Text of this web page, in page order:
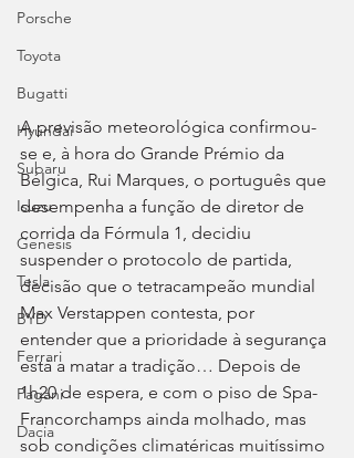
Porsche
Toyota
Bugatti
Hyundai
Subaru
Isuzu
Genesis
Tesla
BYD
Ferrari
Pagani
Dacia
A previsão meteorológica confirmou-
se e, à hora do Grande Prémio da
Bélgica, Rui Marques, o português que
desempenha a função de diretor de
corrida da Fórmula 1, decidiu
suspender o protocolo de partida,
decisão que o tetracampeão mundial
Max Verstappen contesta, por
entender que a prioridade à segurança
está a matar a tradição… Depois de
1h20 de espera, e com o piso de Spa-
Francorchamps ainda molhado, mas
sob condições climatéricas muitíssimo